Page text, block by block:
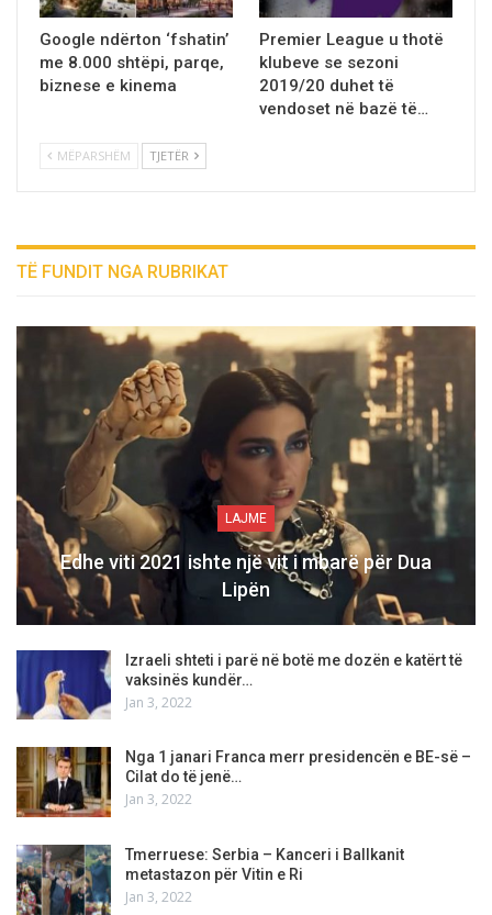
Google ndërton ‘fshatin’
me 8.000 shtëpi, parqe,
biznese e kinema
Premier League u thotë
klubeve se sezoni
2019/20 duhet të
vendoset në bazë të…
MËPARSHËM TJETËR
TË FUNDIT NGA RUBRIKAT
LAJME
Edhe viti 2021 ishte një vit i mbarë për Dua
Lipën
Izraeli shteti i parë në botë me dozën e katërt të
vaksinës kundër…
Jan 3, 2022
Nga 1 janari Franca merr presidencën e BE-së –
Cilat do të jenë…
Jan 3, 2022
Tmerruese: Serbia – Kanceri i Ballkanit
metastazon për Vitin e Ri
Jan 3, 2022